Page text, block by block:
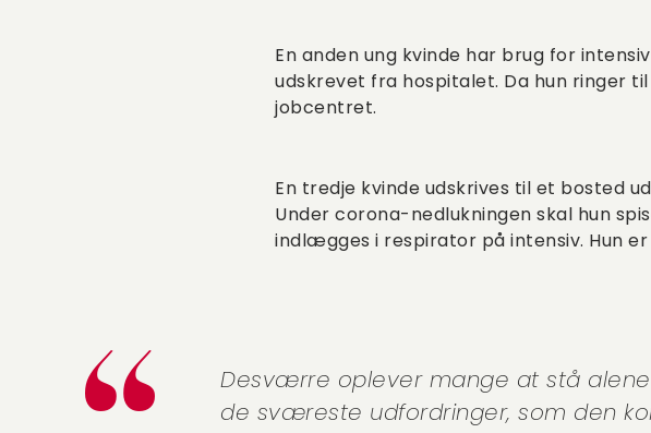
En anden ung kvinde har brug for
udskrevet fra hospitalet. Da hun ringer
jobcentret.
En tredje kvinde udskrives til et bosted
Under corona-nedlukningen skal hun
indlægges i respirator på intensiv. Hun
Desværre oplever mange at stå
de sværeste udfordringer, som den